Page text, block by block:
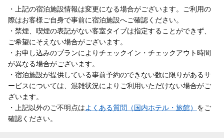
・上記の宿泊施設情報は変更になる場合がございます。ご利用の
際はお客様ご自身で事前に宿泊施設へご確認ください。
・禁煙、喫煙の表記がない客室タイプは指定することができず、
ご希望にそえない場合がございます。
・お申し込みのプランによりチェックイン・チェックアウト時間
が異なる場合がございます。
・宿泊施設が提供している事前予約のできない数に限りがあるサ
ービスについては、混雑状況によりご利用いただけない場合がご
ざいます。
・上記以外のご不明点はよくある質問（国内ホテル・旅館） をご
確認ください。